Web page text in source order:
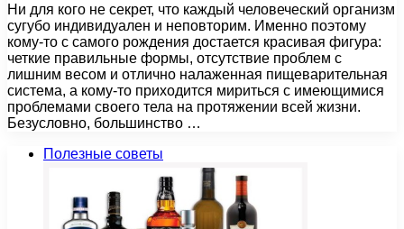
Ни для кого не секрет, что каждый человеческий организм
сугубо индивидуален и неповторим. Именно поэтому
кому-то с самого рождения достается красивая фигура:
четкие правильные формы, отсутствие проблем с
лишним весом и отлично налаженная пищеварительная
система, а кому-то приходится мириться с имеющимися
проблемами своего тела на протяжении всей жизни.
Безусловно, большинство …
Полезные советы